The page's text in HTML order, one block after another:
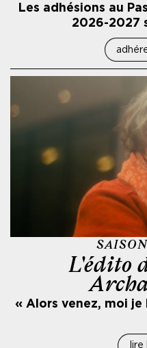
Les adhésions au
2026-2027
L'édito
« Alors venez, moi